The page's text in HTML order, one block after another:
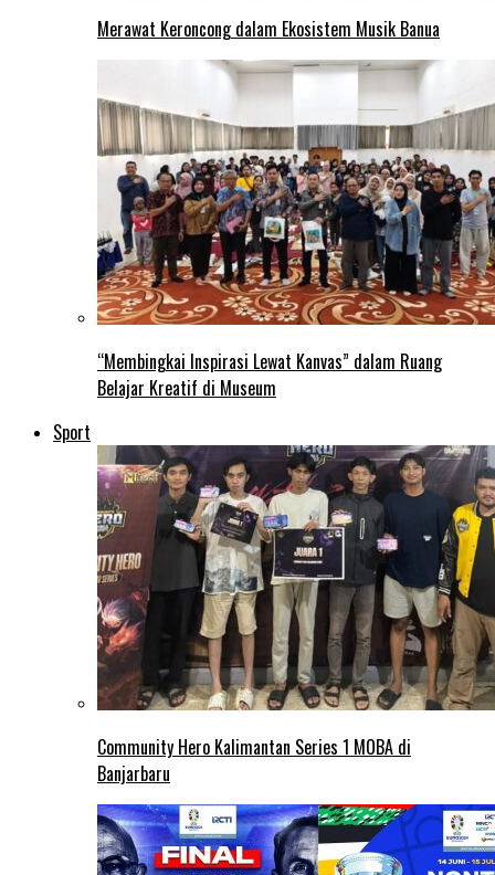
Merawat Keroncong dalam Ekosistem Musik Banua
“Membingkai Inspirasi Lewat Kanvas” dalam Ruang
Belajar Kreatif di Museum
Sport
Community Hero Kalimantan Series 1 MOBA di
Banjarbaru